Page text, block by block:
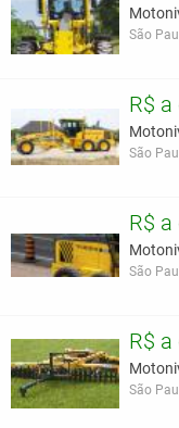
São
R$
São
R$
São
R$
São